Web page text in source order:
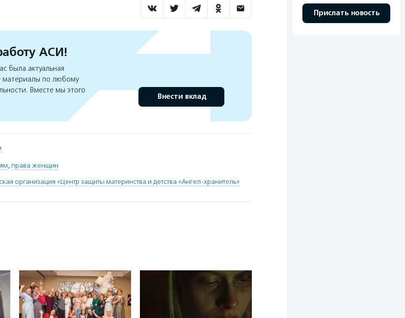
АСИ!
была актуальная
по любому
Вместе мы этого
Внести вклад
, права женщин
организация «Центр защиты материнства и детства «Ангел-хранитель»
Прислать новость